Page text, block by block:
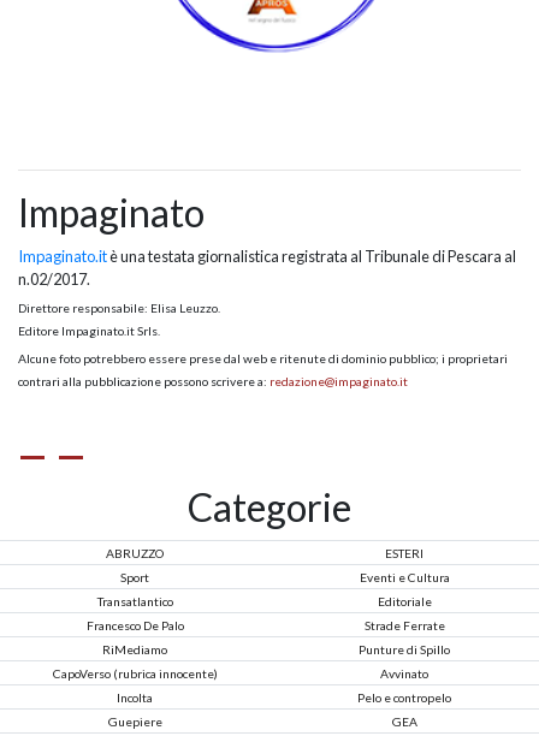
Impaginato
Impaginato.itè una testata giornalistica registrata al Tribunale di Pescara al
n.02/2017.
Direttore responsabile: Elisa Leuzzo.
Editore Impaginato.it Srls.
Alcune foto potrebbero essere prese dal web e ritenute di dominio pubblico; i proprietari
contrari alla pubblicazione possono scrivere a: redazione@impaginato.it
Categorie
ABRUZZO
ESTERI
Sport
Eventi e Cultura
Transatlantico
Editoriale
Francesco De Palo
Strade Ferrate
RiMediamo
Punture di Spillo
CapoVerso (rubrica innocente)
Avvinato
Incolta
Pelo e contropelo
Guepiere
GEA